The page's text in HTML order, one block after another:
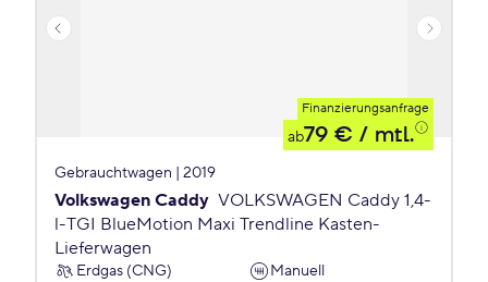
Finanzierungsanfrage
ab79 € / mtl.
Gebrauchtwagen | 2019
Volkswagen Caddy VOLKSWAGEN Caddy 1,4-
l-TGI BlueMotion Maxi Trendline Kasten-
Lieferwagen
Erdgas (CNG)
Manuell